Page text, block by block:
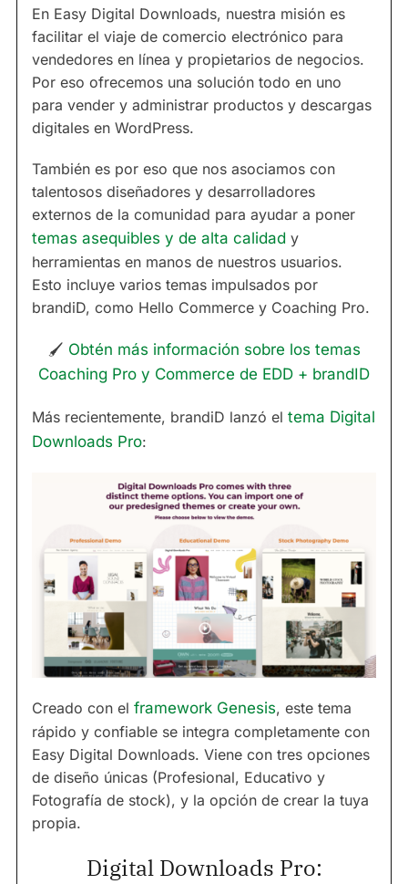
En Easy Digital Downloads, nuestra misión es
facilitar el viaje de comercio electrónico para
vendedores en línea y propietarios de negocios.
Por eso ofrecemos una solución todo en uno
para vender y administrar productos y descargas
digitales en WordPress.
También es por eso que nos asociamos con
talentosos diseñadores y desarrolladores
externos de la comunidad para ayudar a poner
temas asequibles y de alta calidad y
herramientas en manos de nuestros usuarios.
Esto incluye varios temas impulsados por
brandiD, como Hello Commerce y Coaching Pro.
🖌 Obtén más información sobre los temas
Coaching Pro y Commerce de EDD + brandID
Más recientemente, brandiD lanzó el tema Digital
Downloads Pro:
Creado con el framework Genesis, este tema
rápido y confiable se integra completamente con
Easy Digital Downloads. Viene con tres opciones
de diseño únicas (Profesional, Educativo y
Fotografía de stock), y la opción de crear la tuya
propia.
Digital Downloads Pro: